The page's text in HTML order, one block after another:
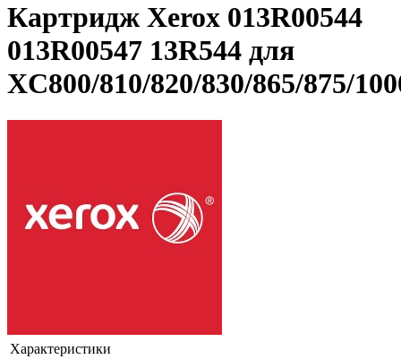
Картридж Xerox 013R00544
013R00547 13R544 для
XC800/810/820/830/865/875/
Характеристики